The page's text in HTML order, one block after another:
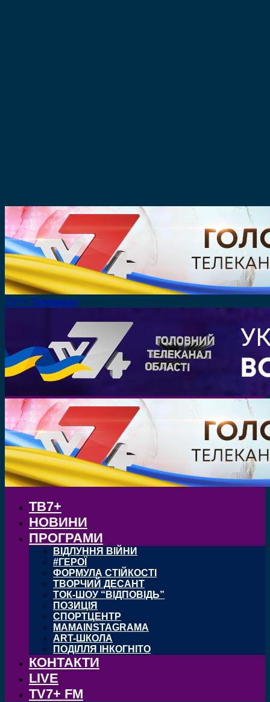
TV7+ Телеканал
ТВ7+
НОВИНИ
ПРОГРАМИ
ВІДЛУННЯ ВІЙНИ
#ГЕРОЇ
ФОРМУЛА СТІЙКОСТІ
ТВОРЧИЙ ДЕСАНТ
ТОК-ШОУ “ВІДПОВІДЬ”
ПОЗИЦІЯ
СПОРТЦЕНТР
MAMAINSTAGRAMA
ART-ШКОЛА
ПОДІЛЛЯ ІНКОГНІТО
КОНТАКТИ
LIVE
TV7+ FM